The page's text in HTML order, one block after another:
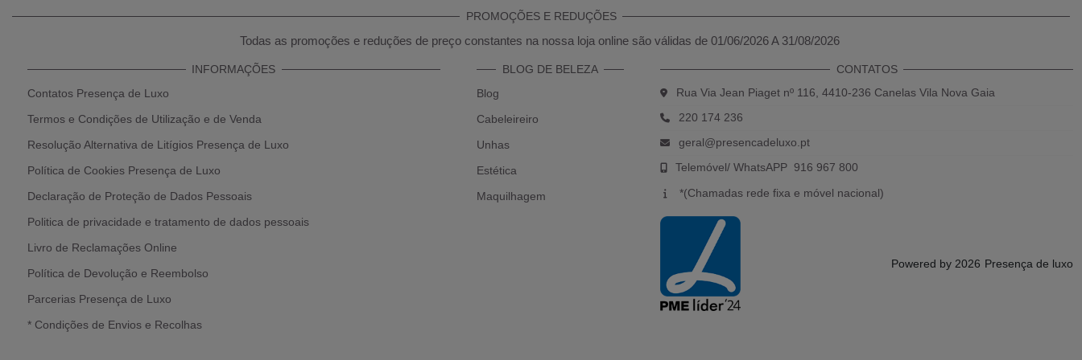
PROMOÇÕES E REDUÇÕES
Todas as promoções e reduções de preço constantes na nossa loja online são válidas de 01/06/2026 A 31/08/2026
INFORMAÇÕES
Contatos Presença de Luxo
Termos e Condições de Utilização e de Venda
Resolução Alternativa de Litígios Presença de Luxo
Política de Cookies Presença de Luxo
Declaração de Proteção de Dados Pessoais
Politica de privacidade e tratamento de dados pessoais
Livro de Reclamações Online
Política de Devolução e Reembolso
Parcerias Presença de Luxo
* Condições de Envios e Recolhas
BLOG DE BELEZA
Blog
Cabeleireiro
Unhas
Estética
Maquilhagem
CONTATOS
Rua Via Jean Piaget nº 116, 4410-236 Canelas Vila Nova Gaia
220 174 236
geral@presencadeluxo.pt
Telemóvel/ WhatsAPP 916 967 800
*(Chamadas rede fixa e móvel nacional)
Powered by 2026 Presença de luxo